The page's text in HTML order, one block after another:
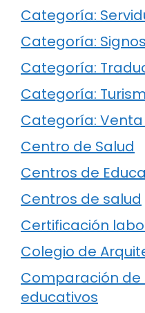
Categoría:
Categoría:
Categoría:
Categoría:
Categoría:
Centro de Salud
Centros de
Centros de salud
Certificación
Colegio de
Comparación de
educativos